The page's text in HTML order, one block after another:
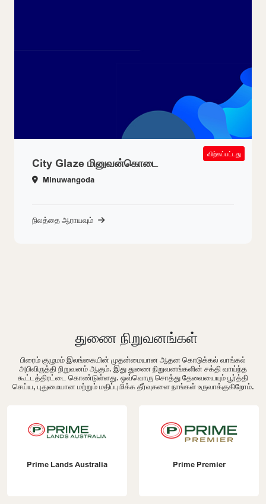
SOLD OUT
City Glaze மினுவன்கொடை
Minuwangoda
விற்கப்பட்டது
நிலத்தை ஆராயவும்
துணை நிறுவனங்கள்
பிரைம் குழுமம் இலங்கையின் முதன்மையான ஆதன கொடுக்கல் வாங்கல்
அபிவிருத்தி நிறுவனம் ஆகும். இது துணை நிறுவனங்களின் சக்தி வாய்ந்த
கூட்டத்திரட்டை கொண்டுள்ளது. ஒவ்வொரு சொத்து தேவையையும் பூர்த்தி
செய்ய, புதுமையான மற்றும் மதிப்புமிக்க தீர்வுகளை நாங்கள் உருவாக்குகிறோம்.
Prime Lands Australia Prime Premier